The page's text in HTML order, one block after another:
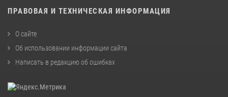
ПРАВОВАЯ И ТЕХНИЧЕСКАЯ ИНФОРМАЦИЯ
О сайте
Об использовании информации сайта
Написать в редакцию об ошибках